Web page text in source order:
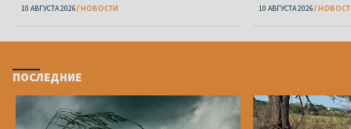
10 АВГУСТА 2026 НОВОСТИ 10 АВГУСТА 2026
ПОСЛЕДНИЕ